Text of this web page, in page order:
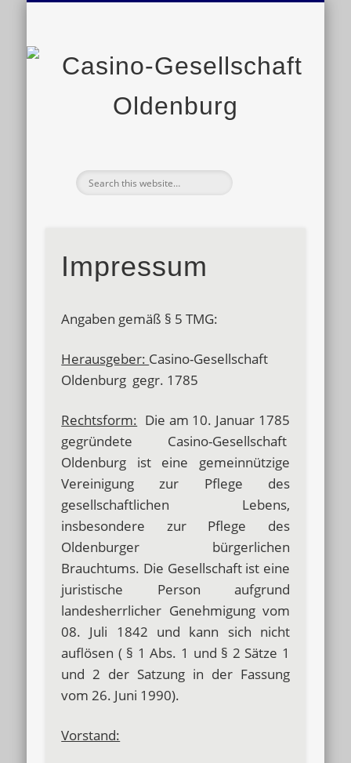
Impressum
Angaben gemäß § 5 TMG:
Herausgeber: Casino-Gesellschaft
Oldenburg gegr. 1785
Rechtsform: Die am 10. Januar 1785
gegründete Casino-Gesellschaft
Oldenburg ist eine gemeinnützige
Vereinigung zur Pflege des
gesellschaftlichen Lebens,
insbesondere zur Pflege des
Oldenburger bürgerlichen
Brauchtums. Die Gesellschaft ist eine
juristische Person aufgrund
landesherrlicher Genehmigung vom
08. Juli 1842 und kann sich nicht
auflösen ( § 1 Abs. 1 und § 2 Sätze 1
und 2 der Satzung in der Fassung
vom 26. Juni 1990).
Vorstand: